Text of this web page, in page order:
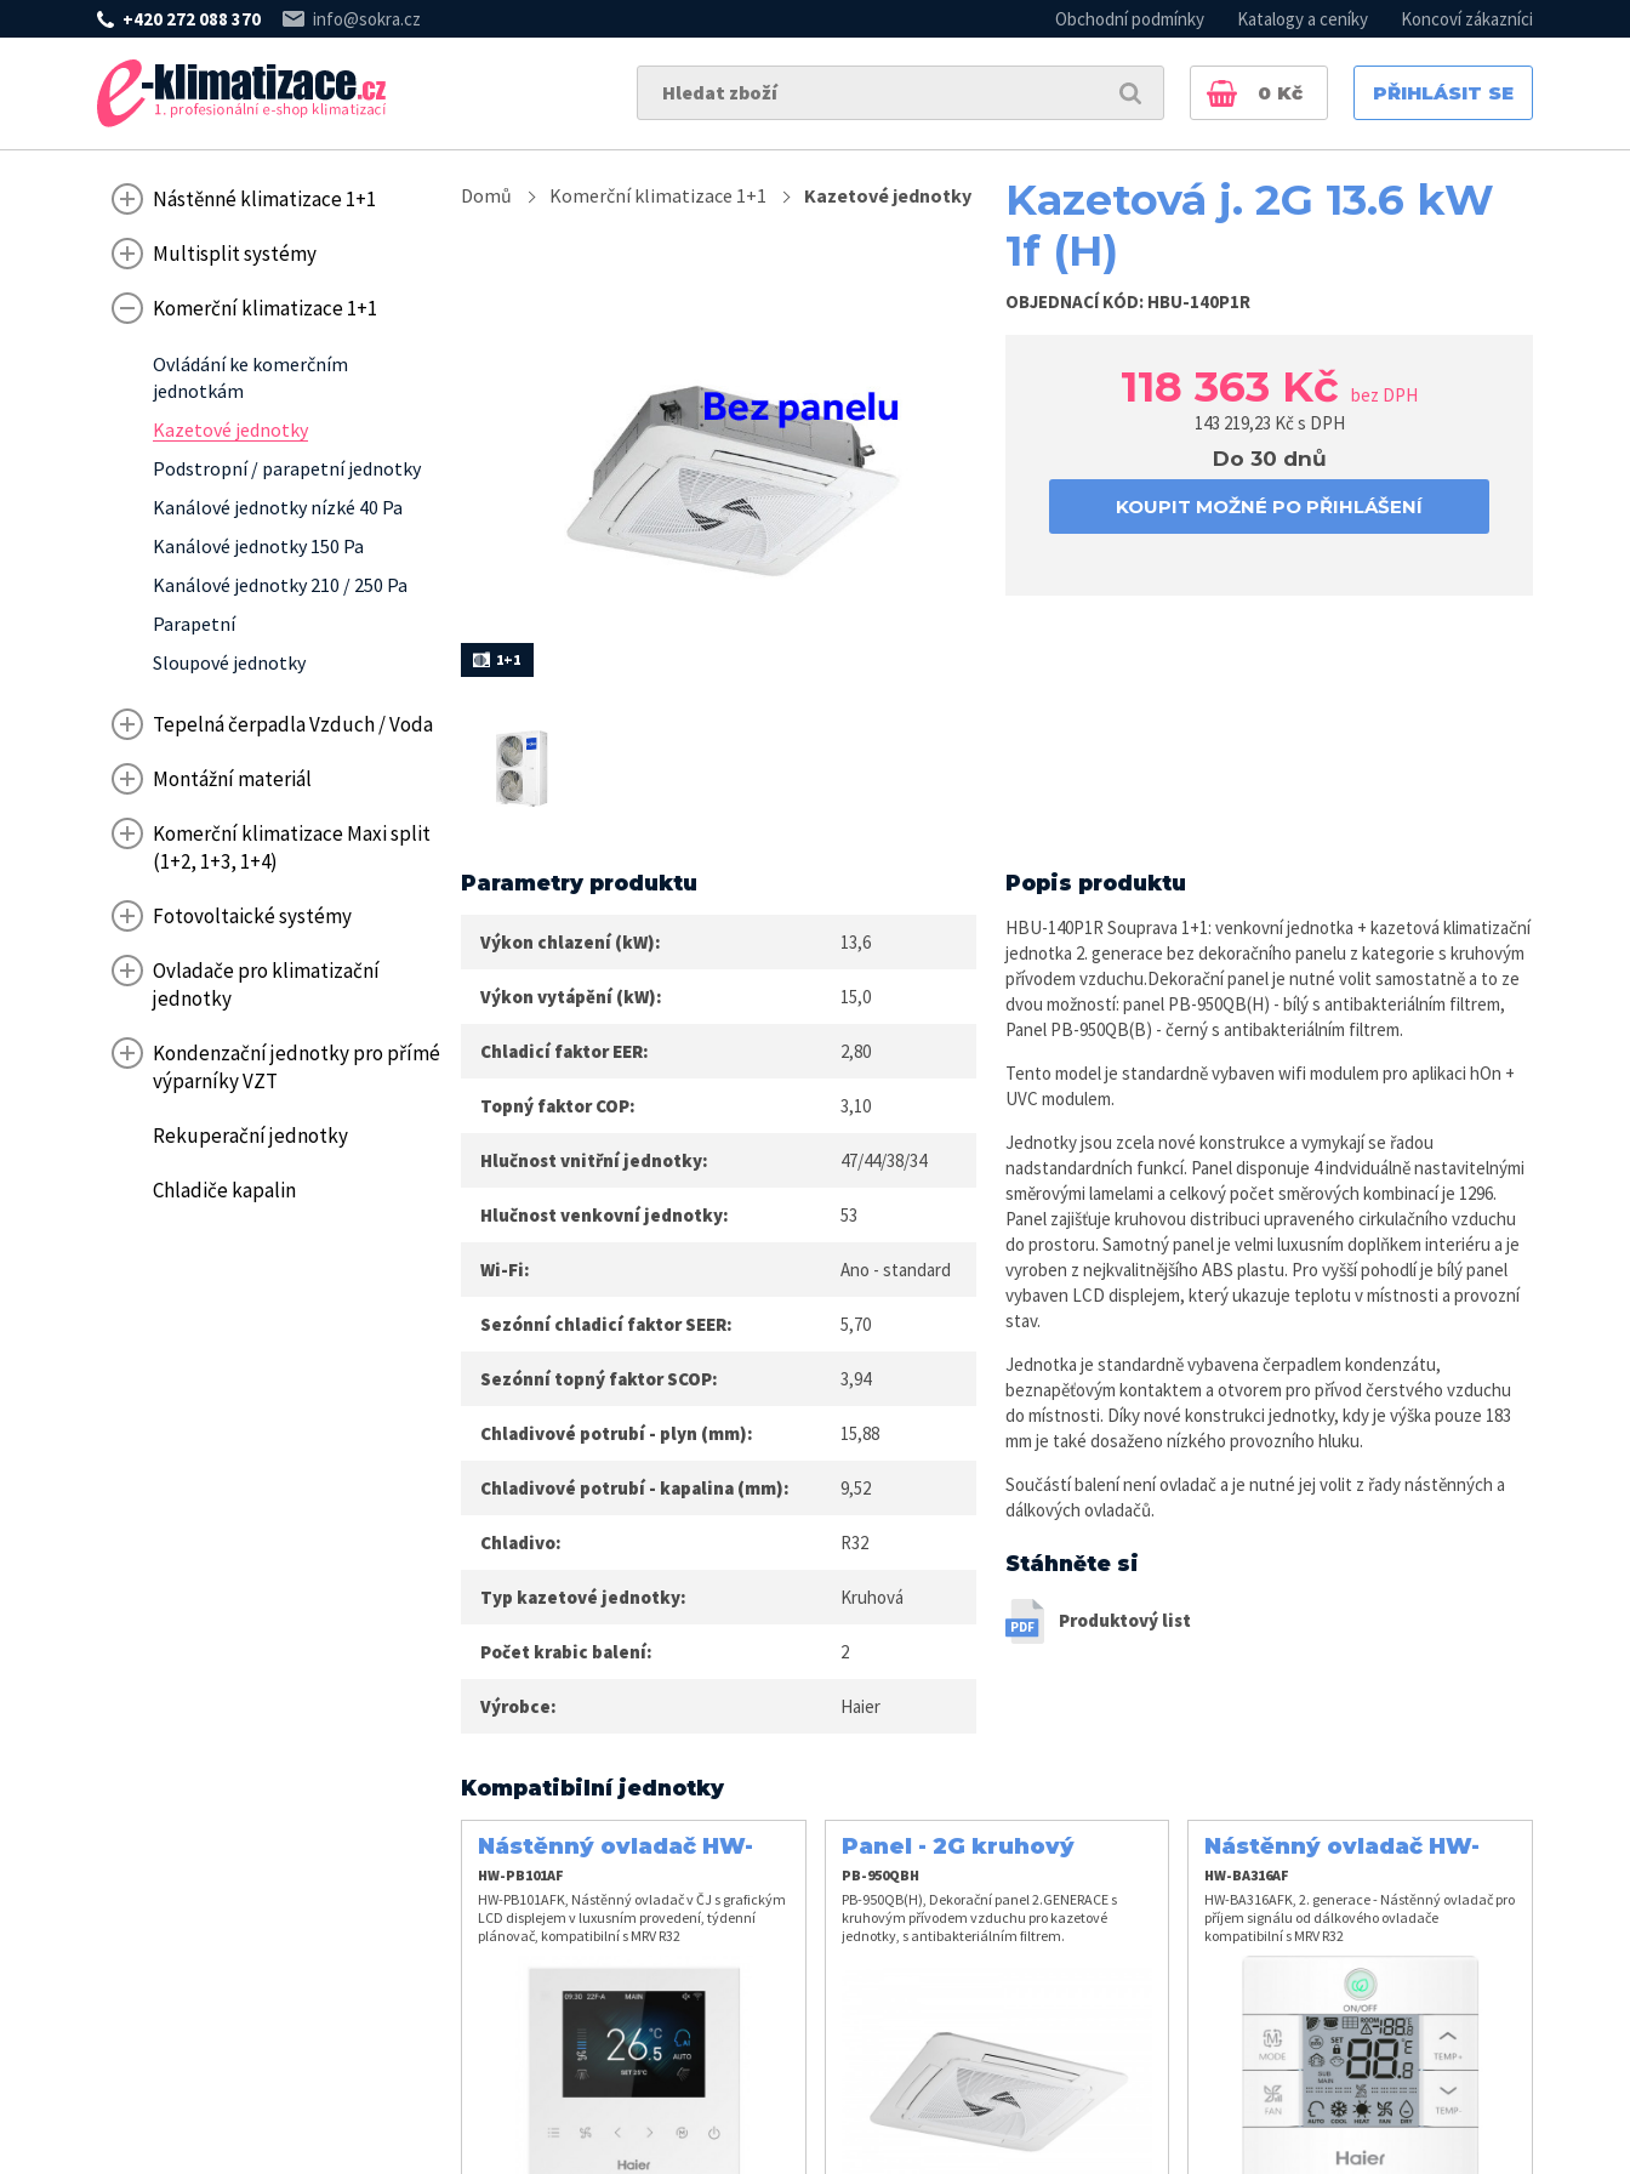
+420 272 088 370 info@sokra.cz Obchodní podmínky Katalogy a ceníky Koncoví zákazníci
PŘIHLÁSIT SE
0 Kč
Nástěnné klimatizace 1+1
Multisplit systémy
Komerční klimatizace 1+1
Ovládání ke komerčním
jednotkám
Kazetové jednotky
Podstropní / parapetní jednotky
Kanálové jednotky nízké 40 Pa
Kanálové jednotky 150 Pa
Kanálové jednotky 210 / 250 Pa
Parapetní
Sloupové jednotky
Tepelná čerpadla Vzduch / Voda
Montážní materiál
Komerční klimatizace Maxi split
(1+2, 1+3, 1+4)
Fotovoltaické systémy
Ovladače pro klimatizační
jednotky
Kondenzační jednotky pro přímé
výparníky VZT
Rekuperační jednotky
Chladiče kapalin
Domů Komerční klimatizace 1+1 Kazetové jednotky
Kazetová j. 2G 13.6 kW
1f (H)
1+1
OBJEDNACÍ KÓD: HBU-140P1R
118 363 Kčbez DPH
143 219,23 Kč s DPH
Do 30 dnů
KOUPIT MOŽNÉ PO PŘIHLÁŠENÍ
Parametry produktu
Výkon chlazení (kW): 13,6
Výkon vytápění (kW): 15,0
Chladicí faktor EER: 2,80
Topný faktor COP: 3,10
Hlučnost vnitřní jednotky: 47/44/38/34
Hlučnost venkovní jednotky: 53
Wi-Fi: Ano - standard
Sezónní chladicí faktor SEER: 5,70
Sezónní topný faktor SCOP: 3,94
Chladivové potrubí - plyn (mm): 15,88
Chladivové potrubí - kapalina (mm): 9,52
Chladivo: R32
Typ kazetové jednotky: Kruhová
Počet krabic balení: 2
Výrobce: Haier
Popis produktu
HBU-140P1R Souprava 1+1: venkovní jednotka + kazetová klimatizační
jednotka 2. generace bez dekoračního panelu z kategorie s kruhovým
přívodem vzduchu.Dekorační panel je nutné volit samostatně a to ze
dvou možností: panel PB-950QB(H) - bílý s antibakteriálním filtrem,
Panel PB-950QB(B) - černý s antibakteriálním filtrem.
Tento model je standardně vybaven wifi modulem pro aplikaci hOn +
UVC modulem.
Jednotky jsou zcela nové konstrukce a vymykají se řadou
nadstandardních funkcí. Panel disponuje 4 indviduálně nastavitelnými
směrovými lamelami a celkový počet směrových kombinací je 1296.
Panel zajišťuje kruhovou distribuci upraveného cirkulačního vzduchu
do prostoru. Samotný panel je velmi luxusním doplňkem interiéru a je
vyroben z nejkvalitnějšího ABS plastu. Pro vyšší pohodlí je bílý panel
vybaven LCD displejem, který ukazuje teplotu v místnosti a provozní
stav.
Jednotka je standardně vybavena čerpadlem kondenzátu,
beznapěťovým kontaktem a otvorem pro přívod čerstvého vzduchu
do místnosti. Díky nové konstrukci jednotky, kdy je výška pouze 183
mm je také dosaženo nízkého provozního hluku.
Součástí balení není ovladač a je nutné jej volit z řady nástěnných a
dálkových ovladačů.
Stáhněte si
Produktový list
Kompatibilní jednotky
Nástěnný ovladač HW-
PB101AFK
HW-PB101AF
HW-PB101AFK, Nástěnný ovladač v ČJ s grafickým
LCD displejem v luxusním provedení, týdenní
plánovač, kompatibilní s MRV R32
Panel - 2G kruhový
přívod (H)
PB-950QBH
PB-950QB(H), Dekorační panel 2.GENERACE s
kruhovým přívodem vzduchu pro kazetové
jednotky, s antibakteriálním filtrem.
Nástěnný ovladač HW-
BA316AFK
HW-BA316AF
HW-BA316AFK, 2. generace - Nástěnný ovladač pro
příjem signálu od dálkového ovladače
kompatibilní s MRV R32